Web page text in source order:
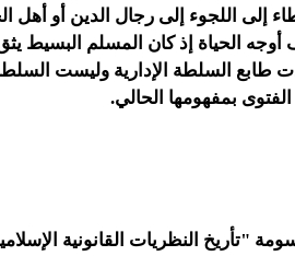
اللجوء إلى رجال الدين أو أهل
الحياة إذ كان المسلم البسيط يثق
طابع السلطة الإدارية وليست
بمفهومها الحالي.
"تأريخ النظريات القانونية